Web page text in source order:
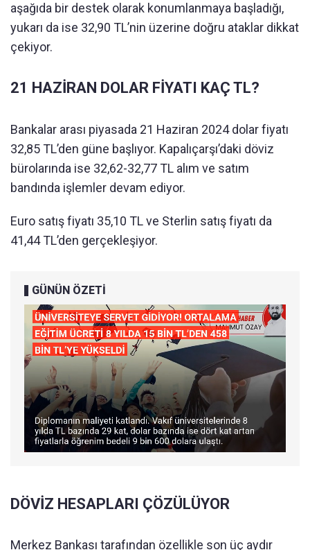
aşağıda bir destek olarak konumlanmaya başladığı,
yukarı da ise 32,90 TL’nin üzerine doğru ataklar dikkat
çekiyor.
21 HAZİRAN DOLAR FİYATI KAÇ TL?
Bankalar arası piyasada 21 Haziran 2024 dolar fiyatı
32,85 TL’den güne başlıyor. Kapalıçarşı’daki döviz
bürolarında ise 32,62-32,77 TL alım ve satım
bandında işlemler devam ediyor.
Euro satış fiyatı 35,10 TL ve Sterlin satış fiyatı da
41,44 TL’den gerçekleşiyor.
GÜNÜN ÖZETİ
DÖVİZ HESAPLARI ÇÖZÜLÜYOR
Merkez Bankası tarafından özellikle son üç aydır